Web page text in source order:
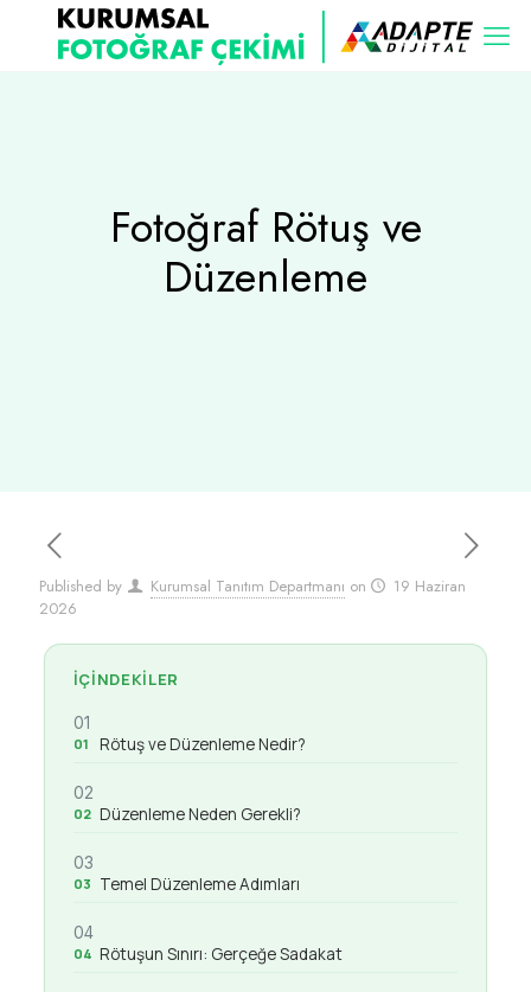
Fotoğraf Rötuş ve
Düzenleme
Published by Kurumsal Tanıtım Departmanı on
19 Haziran
2026
İÇINDEKILER
01
Rötuş ve Düzenleme Nedir?
02
Düzenleme Neden Gerekli?
03
Temel Düzenleme Adımları
04
Rötuşun Sınırı: Gerçeğe Sadakat